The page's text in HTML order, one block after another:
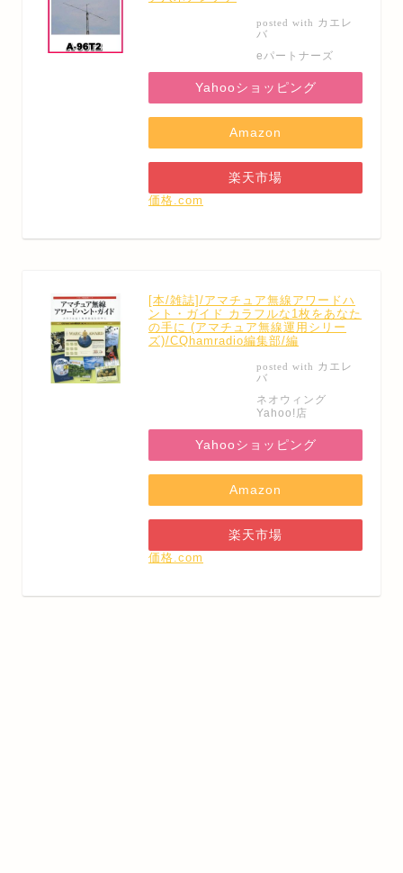
posted with カエレ
バ
eパートナーズ
Yahooショッピング
Amazon
楽天市場
価格.com
[本/雑誌]/アマチュア無線アワードハ
ント・ガイド カラフルな1枚をあなた
の手に (アマチュア無線運用シリー
ズ)/CQhamradio編集部/編
posted with カエレ
バ
ネオウィング
Yahoo!店
Yahooショッピング
Amazon
楽天市場
価格.com